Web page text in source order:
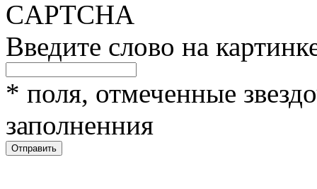
Введите слово на
* поля, отмеченные
заполненния